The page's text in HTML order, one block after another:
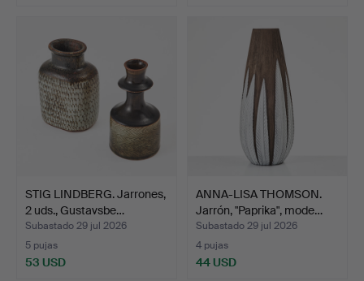
STIG LINDBERG. Jarrones,
2 uds., Gustavsbe…
Subastado 29 jul 2026
5 pujas
53 USD
ANNA-LISA THOMSON.
Jarrón, "Paprika", mode…
Subastado 29 jul 2026
4 pujas
44 USD